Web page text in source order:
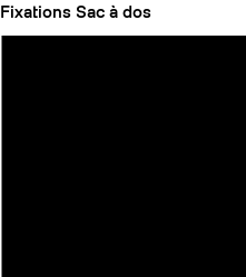
Fixations Sac à dos